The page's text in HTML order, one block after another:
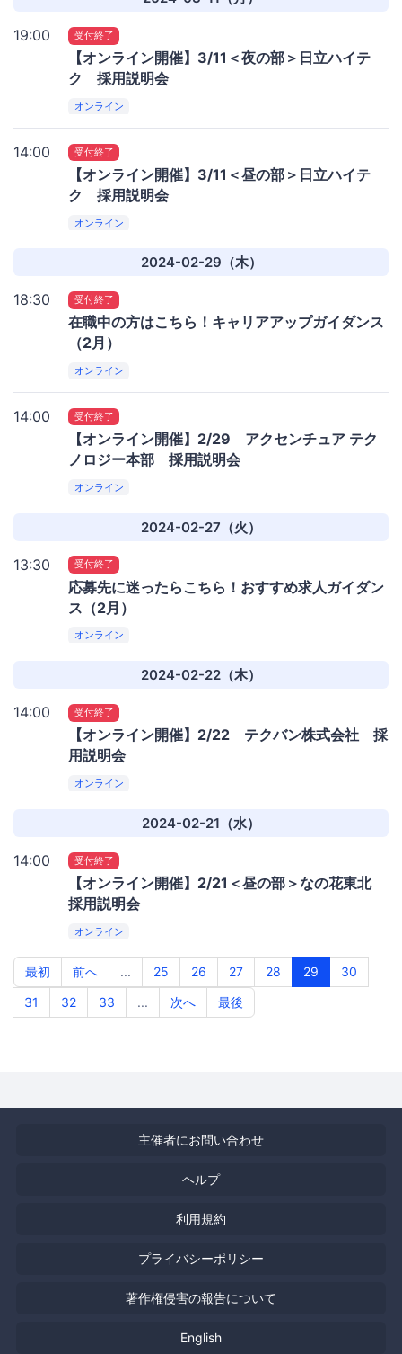
19:00 受付終了
【オンライン開催】3/11＜夜の部＞日立ハイテ
ク 採用説明会
オンライン
14:00 受付終了
【オンライン開催】3/11＜昼の部＞日立ハイテ
ク 採用説明会
オンライン
2024-02-29（木）
18:30 受付終了
在職中の方はこちら！キャリアアップガイダンス
（2月）
オンライン
14:00 受付終了
【オンライン開催】2/29 アクセンチュア テク
ノロジー本部 採用説明会
オンライン
2024-02-27（火）
13:30 受付終了
応募先に迷ったらこちら！おすすめ求人ガイダン
ス（2月）
オンライン
2024-02-22（木）
14:00 受付終了
【オンライン開催】2/22 テクバン株式会社 採
用説明会
オンライン
2024-02-21（水）
14:00 受付終了
【オンライン開催】2/21＜昼の部＞なの花東北
採用説明会
オンライン
最初 前へ ... 25 26 27 28 29
30
31
32 33 ... 次へ 最後
主催者にお問い合わせ
ヘルプ
利用規約
プライバシーポリシー
著作権侵害の報告について
English